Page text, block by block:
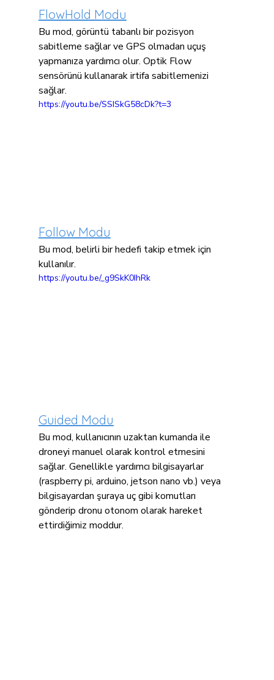
FlowHold Modu
Bu mod, görüntü tabanlı bir pozisyon
sabitleme sağlar ve GPS olmadan uçuş
yapmanıza yardımcı olur. Optik Flow
sensörünü kullanarak irtifa sabitlemenizi
sağlar.
https://youtu.be/SSISkG58cDk?t=3
Follow Modu
Bu mod, belirli bir hedefi takip etmek için
kullanılır.
https://youtu.be/_g9SkK0IhRk
Guided Modu
Bu mod, kullanıcının uzaktan kumanda ile
droneyi manuel olarak kontrol etmesini
sağlar. Genellikle yardımcı bilgisayarlar
(raspberry pi, arduino, jetson nano vb.) veya
bilgisayardan şuraya uç gibi komutları
gönderip dronu otonom olarak hareket
ettirdiğimiz moddur.